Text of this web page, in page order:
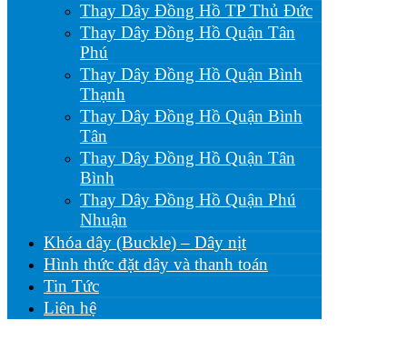
Thay Dây Đồng Hồ TP Thủ Đức
Thay Dây Đồng Hồ Quận Tân
Phú
Thay Dây Đồng Hồ Quận Bình
Thạnh
Thay Dây Đồng Hồ Quận Bình
Tân
Thay Dây Đồng Hồ Quận Tân
Bình
Thay Dây Đồng Hồ Quận Phú
Nhuận
Khóa dây (Buckle) – Dây nịt
Hình thức đặt dây và thanh toán
Tin Tức
Liên hệ